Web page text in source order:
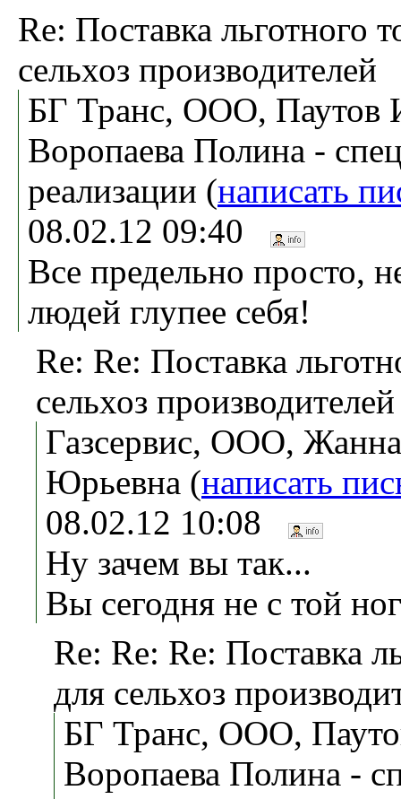
Re: Поставка льготного
сельхоз производителей
БГ Транс, ООО, Паутов
Воропаева Полина -
реализации (написать
08.02.12 09:40
Все предельно просто,
людей глупее себя!
Re: Re: Поставка
сельхоз производителей
Газсервис, ООО, Жанна
Юрьевна (написать
08.02.12 10:08
Ну зачем вы так...
Вы сегодня не с той
Re: Re: Re: Поставка
для сельхоз
БГ Транс, ООО,
Воропаева Полина -